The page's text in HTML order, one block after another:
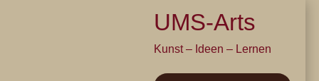
UMS-Arts
Kunst – Ideen – Lernen